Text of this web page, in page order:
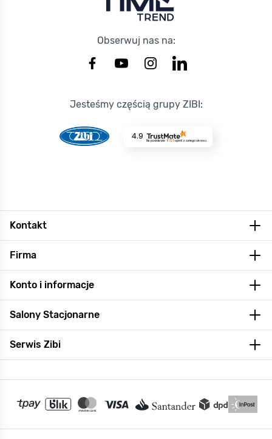
Obserwuj nas na:
Jesteśmy częścią grupy ZIBI:
4.9
Na podstawie 8725opinii z całego okresu
Kontakt
Firma
Konto i informacje
Salony Stacjonarne
Serwis Zibi